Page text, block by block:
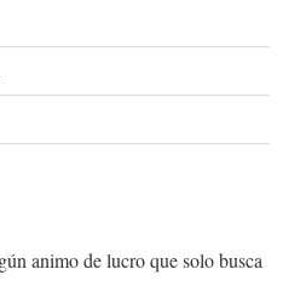
animo de lucro que solo busca